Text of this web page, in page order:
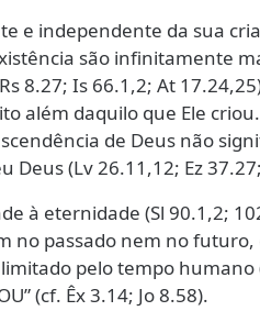
e independente da sua
são infinitamente
8.27; Is 66.1,2; At
além daquilo que Ele
de Deus não
(Lv 26.11,12; Ez
à eternidade (Sl 90.1,2;
no passado nem no futuro,
pelo tempo humano
(cf. Êx 3.14; Jo 8.58).